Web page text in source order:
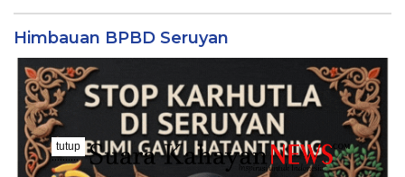
Himbauan BPBD Seruyan
tutup
..........